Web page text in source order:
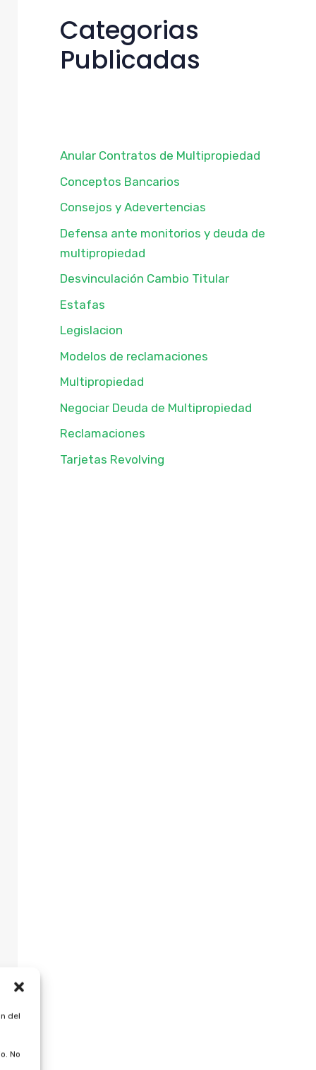
del
No
Categorias
Publicadas
Anular Contratos de Multipropiedad
Conceptos Bancarios
Consejos y Adevertencias
Defensa ante monitorios y deuda de
multipropiedad
Desvinculación Cambio Titular
Estafas
Legislacion
Modelos de reclamaciones
Multipropiedad
Negociar Deuda de Multipropiedad
Reclamaciones
Tarjetas Revolving